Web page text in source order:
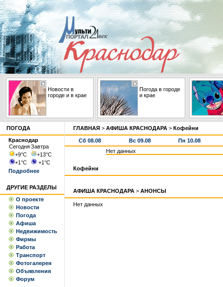
Новости в
городе и в крае
Погода в городе
и крае
ПОГОДА
Краснодар
СегодняЗавтра
+9°С +13°С
+1°С +1°С
Подробнее
ДРУГИЕ РАЗДЕЛЫ
О проекте
Новости
Погода
Афиша
Недвижимость
Фирмы
Работа
Транспорт
Фотогалерея
Объявления
Форум
ГЛАВНАЯ > АФИША КРАСНОДАРА > Кофейни
Сб 08.08 Вс 09.08
Пн 10.08
Нет данных
Кофейни
АФИША КРАСНОДАРА > АНОНСЫ
Нет данных